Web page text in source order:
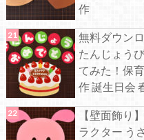
作
無料ダウン
たんじょう
てみた！保
作 誕生日会
【壁面飾り
ラクター う